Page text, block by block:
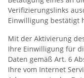
Verifizierungslinks
Einwilligung bestätigt
Mit der Aktivierung
Ihre Einwilligung für
Daten gemäß Art. 6
Ihre vom Internet